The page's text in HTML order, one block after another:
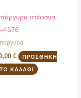
στέφανα
4676
€ ΠΡΟΣΘΉΚΗ
ΚΑΛΆΘΙ